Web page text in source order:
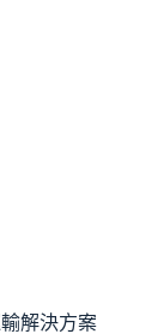
解決方案